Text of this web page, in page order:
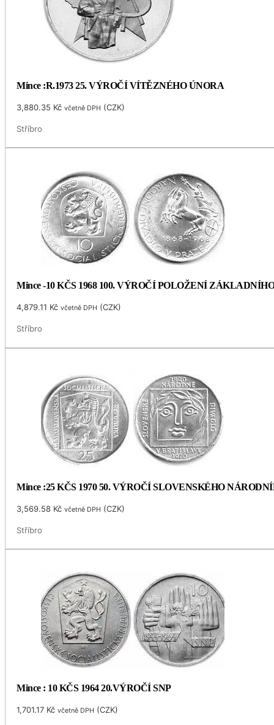
Mince :R.1973 25. VÝROČÍ VÍTĚZNÉHO ÚNORA
3,880.35 Kč včetně DPH (CZK)
Stříbro
Mince -10 KČS 1968 100. VÝROČÍ POLOŽENÍ
4,879.11 Kč včetně DPH (CZK)
Stříbro
Mince :25 KČS 1970 50. VÝROČÍ SLOVENSKÉHO
3,569.58 Kč včetně DPH (CZK)
Stříbro
Mince : 10 KČS 1964 20.VÝROČÍ SNP
1,701.17 Kč včetně DPH (CZK)